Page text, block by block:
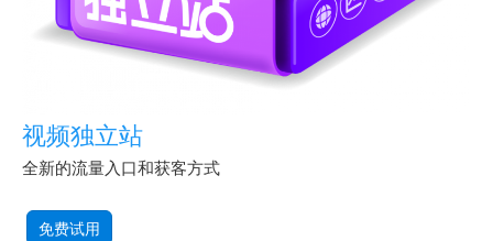
视频独立站
全新的流量入口和获客方式
免费试用